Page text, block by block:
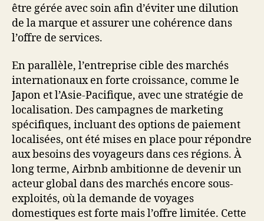
être gérée avec soin afin d’éviter une dilution
de la marque et assurer une cohérence dans
l’offre de services.
En parallèle, l’entreprise cible des marchés
internationaux en forte croissance, comme le
Japon et l’Asie-Pacifique, avec une stratégie de
localisation. Des campagnes de marketing
spécifiques, incluant des options de paiement
localisées, ont été mises en place pour répondre
aux besoins des voyageurs dans ces régions. À
long terme, Airbnb ambitionne de devenir un
acteur global dans des marchés encore sous-
exploités, où la demande de voyages
domestiques est forte mais l’offre limitée. Cette